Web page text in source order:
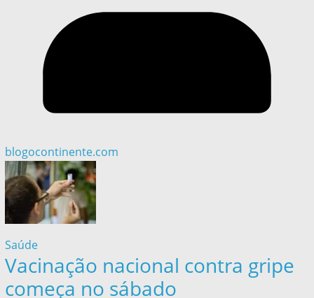
blogocontinente.com
Saúde
Vacinação nacional contra gripe
começa no sábado